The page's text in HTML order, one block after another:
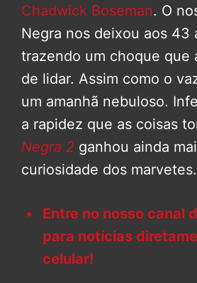
Chadwick Boseman. O
Negra nos deixou aos 43
trazendo um choque que
de lidar. Assim como o
um amanhã nebuloso.
a rapidez que as coisas
Negra 2 ganhou ainda
curiosidade dos marvetes.
Entre no nosso canal
para notícias
celular!